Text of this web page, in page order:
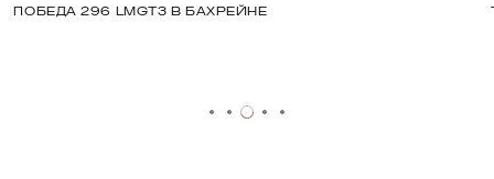
Победа 296 LMGT3 в Бахрейне